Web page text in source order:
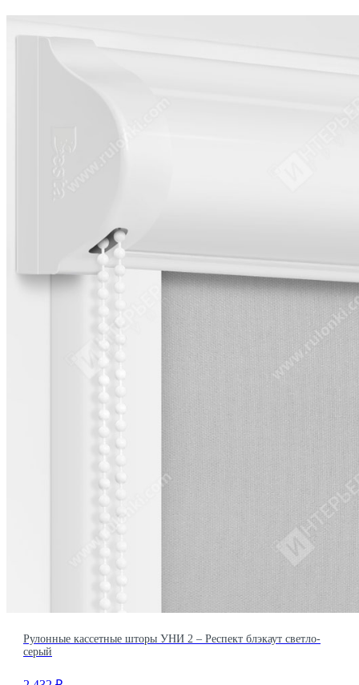
Рулонные кассетные шторы УНИ 2 – Респект блэкаут светло-
серый